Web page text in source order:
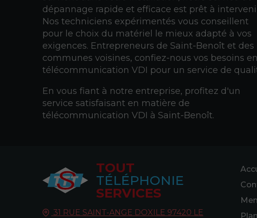
dépannage rapide et efficace est prêt à
Nos techniciens expérimentés vous conseillent
pour le choix du matériel le mieux adapté à vos
exigences. Entrepreneurs de Saint-Benoît et des
communes voisines, confiez-nous vos besoins en
télécommunication VDI pour un service de
En vous fiant à notre entreprise, profitez d'un
service satisfaisant en matière de
télécommunication VDI à Saint-Benoît.
TOUT
TÉLÉPHONIE
SERVICES
31 RUE SAINT-ANGE DOXILE 97420 LE